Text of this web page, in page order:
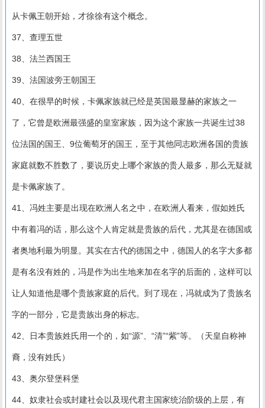
从卡佩王朝开始，才徐徐有这个概念。
37、查理五世
38、法兰西国王
39、法国波旁王朝国王
40、在很早的时候，卡佩家族就已经是英国最显赫的家族之一
了，它曾是欧洲最强盛的皇室家族，因为这个家族一共诞生过38
位法国的国王、9位葡萄牙的国王，至于其他同志欧洲各国的贵族
家庭就数不胜数了，要说历史上哪个家族的贵人最多，那么无疑就
是卡佩家族了。
41、冯姓主要是出现在欧洲人名之中，在欧洲人看来，假如姓氏
中有着冯的话，那么这个人肯定就是贵族的后代，尤其是在德国或
者奥地利最为明显。其实在古代的德国之中，德国人的名字大多都
是有名没有姓的，冯是作为出生地来加在名字的后面的，这样可以
让人知道他是哪个贵族家庭的后代。到了现在，冯就成为了贵族名
字的一部分，它是贵族出身的标志。
42、日本贵族姓氏用一个的，如“源”、“清”“紫”等。（天皇自称神
裔，没有姓氏）
43、奥尔登堡科堡
44、奴隶社会或封建社会以及现代君主国家统治阶级的上层，有